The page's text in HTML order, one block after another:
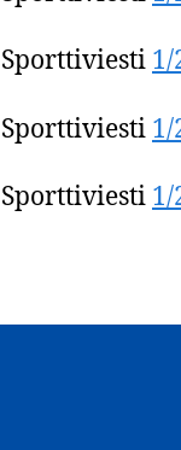
Sporttiviesti 1/
Sporttiviesti 1/
Sporttiviesti 1/